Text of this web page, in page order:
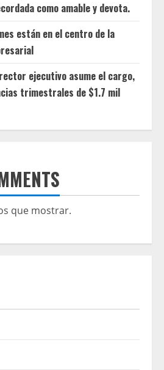
como amable y devota.
están en el centro de la
ejecutivo asume el cargo,
trimestrales de $1.7 mil
que mostrar.